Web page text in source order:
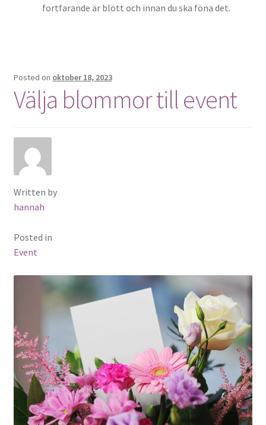
fortfarande är blött och innan du ska föna det.
Posted on oktober 18, 2023
Välja blommor till event
Written by
hannah
Posted in
Event